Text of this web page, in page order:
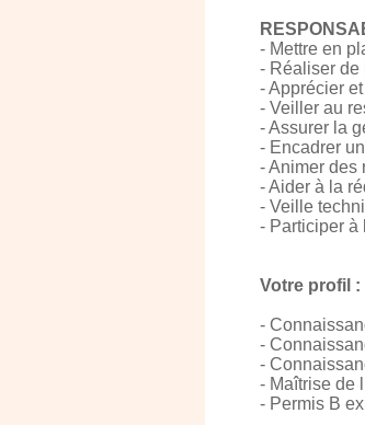
- Mettre en
- Réaliser de
- Apprécier
- Veiller au
- Assurer la
- Encadrer
- Animer des
- Aider à la
- Veille
- Participer à
Votre profil :
-
-
-
- Maîtrise de
- Permis B